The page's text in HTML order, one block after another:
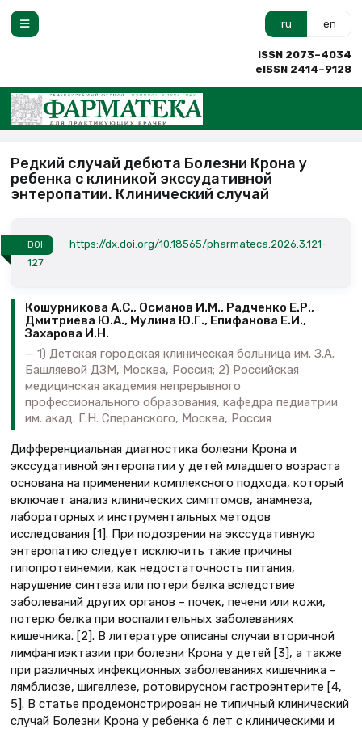
ru en
ISSN 2073–4034
eISSN 2414–9128
Редкий случай дебюта Болезни Крона у
ребенка с клиникой экссудативной
энтеропатии. Клинический случай
DOI
https://dx.doi.org/10.18565/pharmateca.2026.3.121-
127
Кошурникова А.С., Османов И.М., Радченко Е.Р.,
Дмитриева Ю.А., Мулина Ю.Г., Епифанова Е.И.,
Захарова И.Н.
1) Детская городская клиническая больница им. З.А.
Башляевой ДЗМ, Москва, Россия; 2) Российская
медицинская академия непрерывного
профессионального образования, кафедра педиатрии
им. акад. Г.Н. Сперанского, Москва, Россия
Дифференциальная диагностика болезни Крона и
экссудативной энтеропатии у детей младшего возраста
основана на применении комплексного подхода, который
включает анализ клинических симптомов, анамнеза,
лабораторных и инструментальных методов
исследования [1]. При подозрении на экссудативную
энтеропатию следует исключить такие причины
гипопротеинемии, как недостаточность питания,
нарушение синтеза или потери белка вследствие
заболеваний других органов – почек, печени или кожи,
потерю белка при воспалительных заболеваниях
кишечника. [2]. В литературе описаны случаи вторичной
лимфангиэктазии при болезни Крона у детей [3], а также
при различных инфекционных заболеваниях кишечника –
лямблиозе, шигеллезе, ротовирусном гастроэнтерите [4,
5]. В статье продемонстрирован не типичный клинический
случай Болезни Крона у ребенка 6 лет с клиническими и